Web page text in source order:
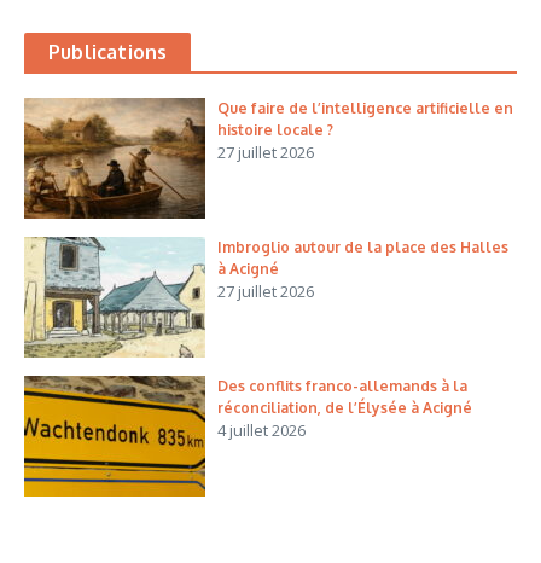
Publications
Que faire de l’intelligence artificielle en
histoire locale ?
27 juillet 2026
Imbroglio autour de la place des Halles
à Acigné
27 juillet 2026
Des conflits franco-allemands à la
réconciliation, de l’Élysée à Acigné
4 juillet 2026